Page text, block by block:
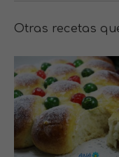
Otras recetas